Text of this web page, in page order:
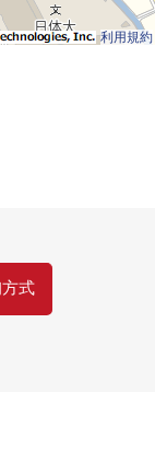
利用規約
式